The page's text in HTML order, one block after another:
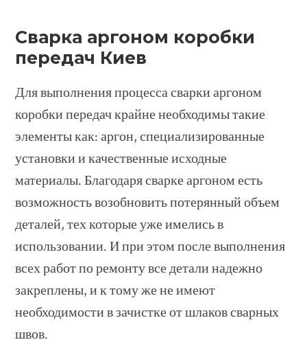
Сварка аргоном коробки
передач Киев
Для выполнения процесса сварки аргоном
коробки передач крайне необходимы такие
элементы как: аргон, специализированные
установки и качественные исходные
материалы. Благодаря сварке аргоном есть
возможность возобновить потерянный объем
деталей, тех которые уже имелись в
использовании. И при этом после выполнения
всех работ по ремонту все детали надежно
закреплены, и к тому же не имеют
необходимости в зачистке от шлаков сварных
швов.